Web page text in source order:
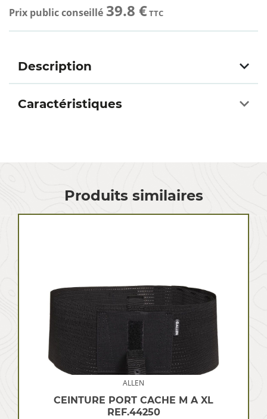
Prix public conseillé 39.8 €TTC
Description
Caractéristiques
Produits similaires
ALLEN
CEINTURE PORT CACHE M A XL
REF.44250